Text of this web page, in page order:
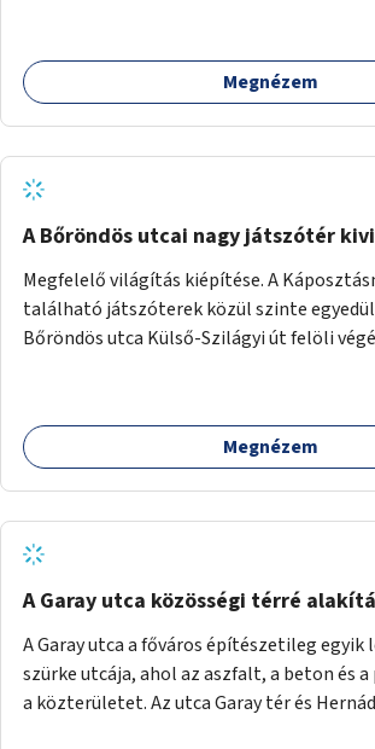
Megnézem
A Bőröndös utcai nagy játszótér
Megfelelő világítás kiépítése. A
található játszóterek közül szinte
Bőröndös utca Külső-Szilágyi út felöli
Megnézem
A Garay utca közösségi térré
A Garay utca a főváros építészetileg egyik
szürke utcája, ahol az aszfalt, a beton és
a közterületet. Az utca Garay tér és